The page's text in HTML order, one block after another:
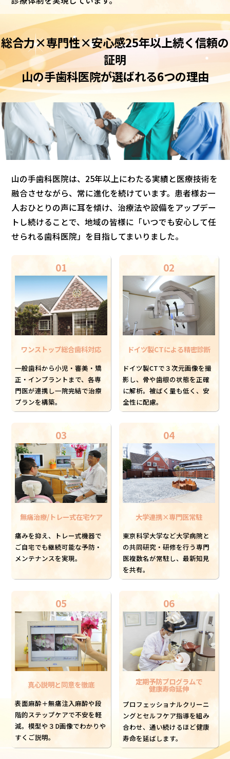
総合力×専門性×安心感――25年以上続く信頼の
証明
山の手歯科医院が選ばれる6つの理由
山の手歯科医院は、25年以上にわたる実績と医療技術を
融合させながら、常に進化を続けています。患者様お一
人おひとりの声に耳を傾け、治療法や設備をアップデー
トし続けることで、地域の皆様に「いつでも安心して任
せられる歯科医院」を目指してまいりました。
01
ワンストップ総合歯科対応
一般歯科から小児・審美・矯
正・インプラントまで、各専
門医が連携し一院完結で治療
プランを構築。
02
ドイツ製CTによる精密診断
ドイツ製CTで３次元画像を撮
影し、骨や歯根の状態を正確
に解析。被ばく量も低く、安
全性に配慮。
03
無痛治療/トレー式在宅ケア
痛みを抑え、トレー式機器で
ご自宅でも継続可能な予防・
メンテナンスを実現。
04
大学連携×専門医常駐
東京科学大学など大学病院と
の共同研究・研修を行う専門
医複数名が常駐し、最新知見
を共有。
05
真心説明と同意を徹底
表面麻酔＋無痛注入麻酔や段
階的ステップケアで不安を軽
減。模型や３D画像でわかりや
すくご説明。
06
定期予防プログラムで
健康寿命延伸
プロフェッショナルクリーニ
ングとセルフケア指導を組み
合わせ、通い続けるほど健康
寿命を延ばします。